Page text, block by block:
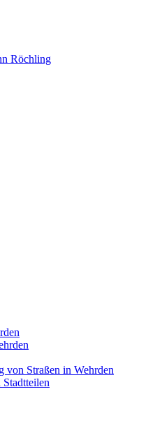
Röchling
von Straßen in Wehrden
Stadtteilen